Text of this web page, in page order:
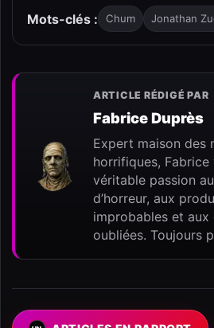
Mots-clés : Chum Jonathan
ARTICLE RÉDIGÉ PAR
Fabrice Duprès
Expert maison des
horrifiques, Fabrice
véritable passion
d’horreur, aux
improbables et aux
oubliées. Toujours